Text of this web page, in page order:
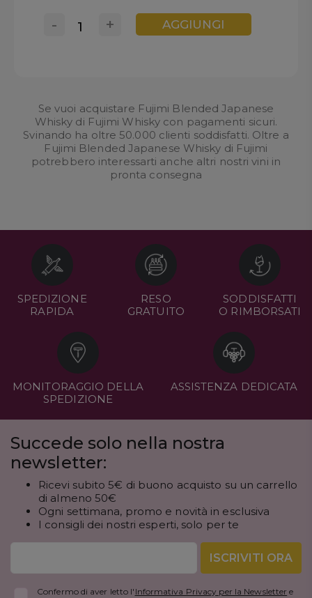
+
- AGGIUNGI
Se vuoi acquistare Fujimi Blended Japanese
Whisky di Fujimi Whisky con pagamenti sicuri.
Svinando ha oltre 50.000 clienti soddisfatti. Oltre a
Fujimi Blended Japanese Whisky di Fujimi
potrebbero interessarti anche altri nostrivini in
pronta consegna
SPEDIZIONE
RAPIDA
RESO
GRATUITO
SODDISFATTI
O RIMBORSATI
MONITORAGGIO DELLA
SPEDIZIONE
ASSISTENZA DEDICATA
Succede solo nella nostra
newsletter:
Ricevi subito 5€ di buono acquisto su un carrello
di almeno 50€
Ogni settimana, promo e novità in esclusiva
I consigli dei nostri esperti, solo per te
ISCRIVITI ORA
Confermo di aver letto l' Informativa Privacy per la Newsletter e